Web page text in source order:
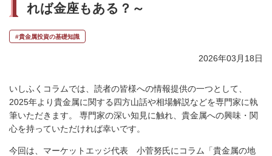
れば金座もある？～
#貴金属投資の基礎知識
2026年03月18日
いしふくコラムでは、読者の皆様への情報提供の一つとして、
2025年より貴金属に関する四方山話や相場解説などを専門家に執
筆いただきます。 専門家の深い知見に触れ、貴金属への興味・関
心を持っていただければ幸いです。
今回は、マーケットエッジ代表 小菅努氏にコラム「貴金属の地